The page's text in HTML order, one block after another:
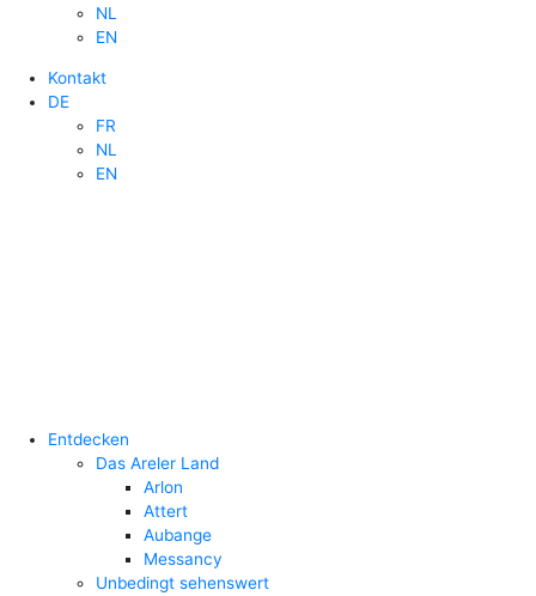
NL
EN
Kontakt
DE
FR
NL
EN
Entdecken
Das Areler Land
Arlon
Attert
Aubange
Messancy
Unbedingt sehenswert